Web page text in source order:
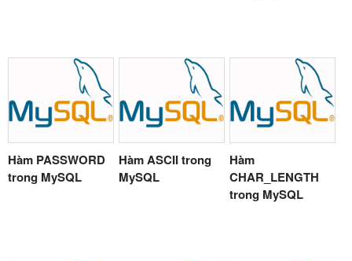
Hàm PASSWORD
trong MySQL
Hàm ASCII trong
MySQL
Hàm
CHAR_LENGTH
trong MySQL